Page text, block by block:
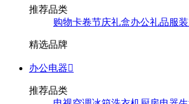
推荐品类
购物卡卷节庆礼盒办公礼品服
精选品牌
办公电器
推荐品类